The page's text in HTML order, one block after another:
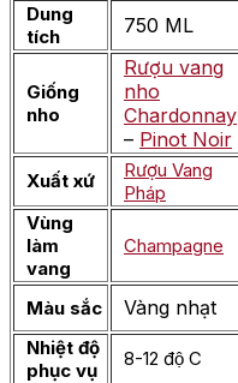
Dung
tích
750 ML
Giống
nho
Rượu vang
nho
Chardonnay
– Pinot Noir
Xuất xứ
Rượu Vang
Pháp
Vùng
làm
vang
Champagne
Màu sắc Vàng nhạt
Nhiệt độ
phục vụ
8-12 độ C